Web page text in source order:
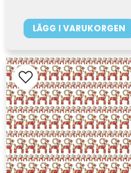
LÄGG I VARUKORGEN